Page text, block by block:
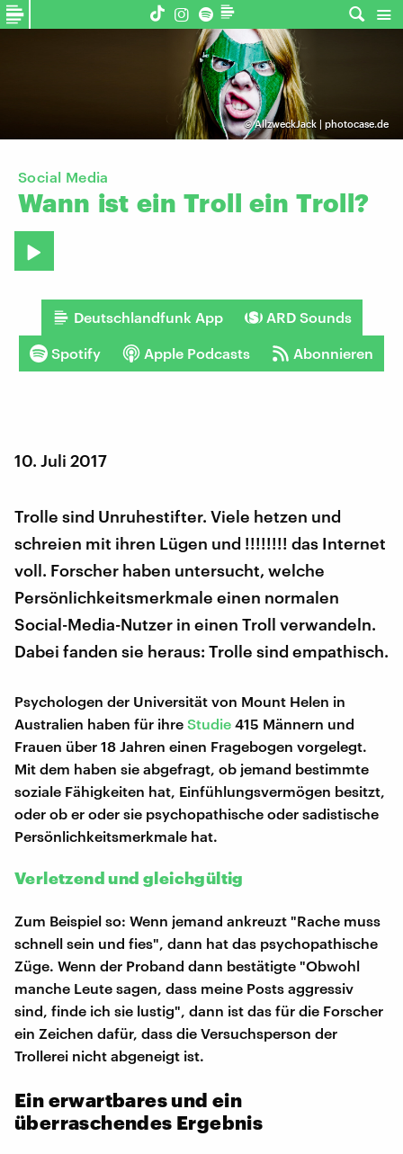
©AllzweckJack | photocase.de
Social Media
Wann ist ein Troll ein Troll?
Deutschlandfunk App ARD Sounds
Spotify Apple Podcasts Abonnieren
10. Juli 2017
Trolle sind Unruhestifter. Viele hetzen und
schreien mit ihren Lügen und !!!!!!!! das Internet
voll. Forscher haben untersucht, welche
Persönlichkeitsmerkmale einen normalen
Social-Media-Nutzer in einen Troll verwandeln.
Dabei fanden sie heraus: Trolle sind empathisch.
Psychologen der Universität von Mount Helen in
Australien haben für ihre Studie 415 Männern und
Frauen über 18 Jahren einen Fragebogen vorgelegt.
Mit dem haben sie abgefragt, ob jemand bestimmte
soziale Fähigkeiten hat, Einfühlungsvermögen besitzt,
oder ob er oder sie psychopathische oder sadistische
Persönlichkeitsmerkmale hat.
Verletzend und gleichgültig
Zum Beispiel so: Wenn jemand ankreuzt "Rache muss
schnell sein und fies", dann hat das psychopathische
Züge. Wenn der Proband dann bestätigte "Obwohl
manche Leute sagen, dass meine Posts aggressiv
sind, finde ich sie lustig", dann ist das für die Forscher
ein Zeichen dafür, dass die Versuchsperson der
Trollerei nicht abgeneigt ist.
Ein erwartbares und ein
überraschendes Ergebnis